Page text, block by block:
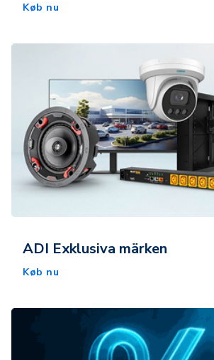
Køb nu
ADI Exklusiva märken
Køb nu